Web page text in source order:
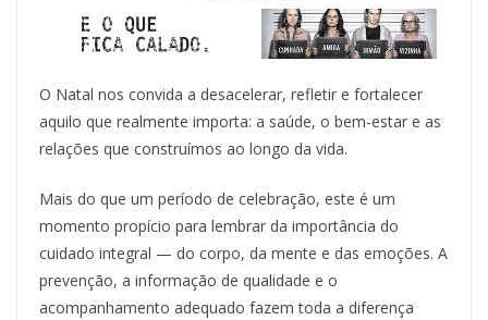
O Natal nos convida a desacelerar, refletir e fortalecer
aquilo que realmente importa: a saúde, o bem-estar e as
relações que construímos ao longo da vida.
Mais do que um período de celebração, este é um
momento propício para lembrar da importância do
cuidado integral — do corpo, da mente e das emoções. A
prevenção, a informação de qualidade e o
acompanhamento adequado fazem toda a diferença